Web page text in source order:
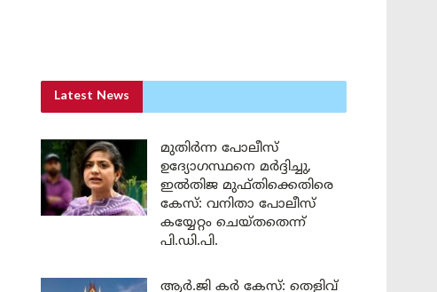
Latest News
മുതിർന്ന പോലീസ്
ഉദ്യോഗസ്ഥനെ മർദ്ദിച്ചു,
ഇൽതിജ മുഫ്തിക്കെതിരെ
കേസ്: വനിതാ പോലീസ്
കയ്യേറ്റം ചെയ്തതെന്ന്
പി.ഡി.പി.
ആർ.ജി കർ കേസ്: തെളിവ്